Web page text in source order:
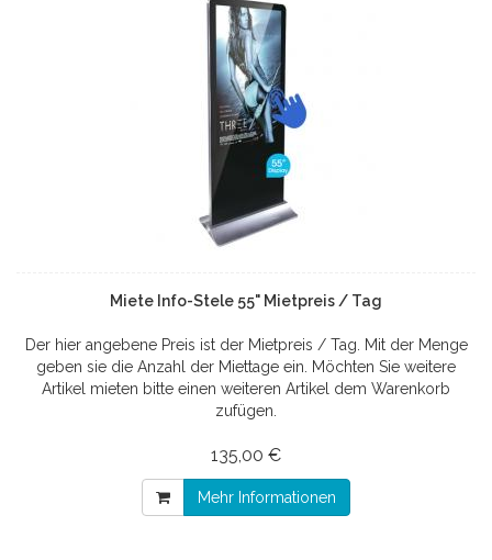
Miete Info-Stele 55" Mietpreis / Tag
Der hier angebene Preis ist der Mietpreis / Tag. Mit der Menge
geben sie die Anzahl der Miettage ein. Möchten Sie weitere
Artikel mieten bitte einen weiteren Artikel dem Warenkorb
zufügen.
135,00 €
Mehr Informationen